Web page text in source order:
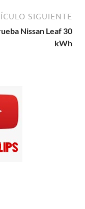
SIGUIENTE
Nissan Leaf 30
kWh